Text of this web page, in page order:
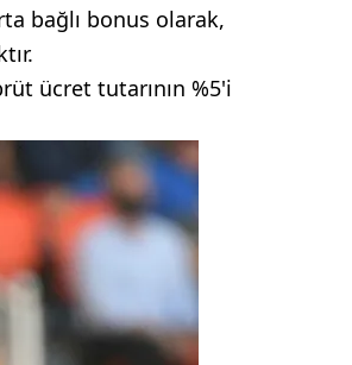
bağlı bonus olarak,
ücret tutarının %5'i